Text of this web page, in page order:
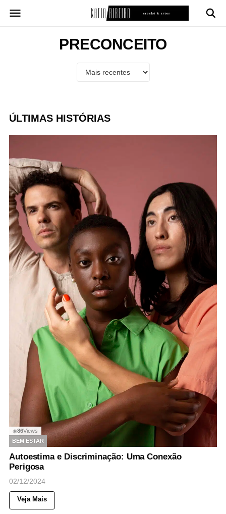
para
PRECONCEITO
ÚLTIMAS HISTÓRIAS
◉86Views
BEM ESTAR
Autoestima e Discriminação: Uma Conexão
Perigosa
02/12/2024
Veja Mais